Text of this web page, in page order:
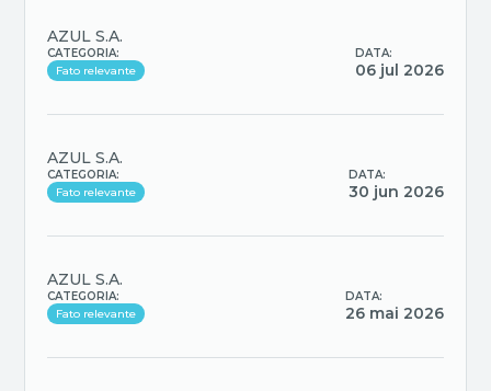
AZUL S.A.
CATEGORIA:
Fato relevante
DATA:
06 jul 2026
AZUL S.A.
CATEGORIA:
Fato relevante
DATA:
30 jun 2026
AZUL S.A.
CATEGORIA:
Fato relevante
DATA:
26 mai 2026